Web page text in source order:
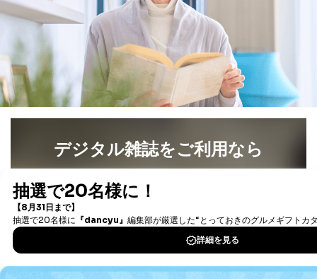
販売店などの梱包・配送・配達会社
４．開示対象個人情報の「開示」「訂正」等の請求につ
いて
当社は、本人から、開示対象個人情報について利用目的
の通知を求められた場合には、遅滞なくこれに応じま
す。ただし、以下①～④のいずれかに該当する場合は、
説明させていただきます。
①利用目的を本人に通知し、又は公表することによって
害するおそれがある場合
②利用目的を本人に通知し、又は公表することによって
当該事業者の権利又は正当な利益を害するおそれがある
場合
③国の機関又は地方公共団体が法令の定める事務を遂行
することに対して協力する必要がある場合であって、利
用目的を本人に通知し、又は公表することによって当該
デジタル雑誌をご利用なら
書籍）が無料で読み放題！
DOWNLOAD FOR IOS